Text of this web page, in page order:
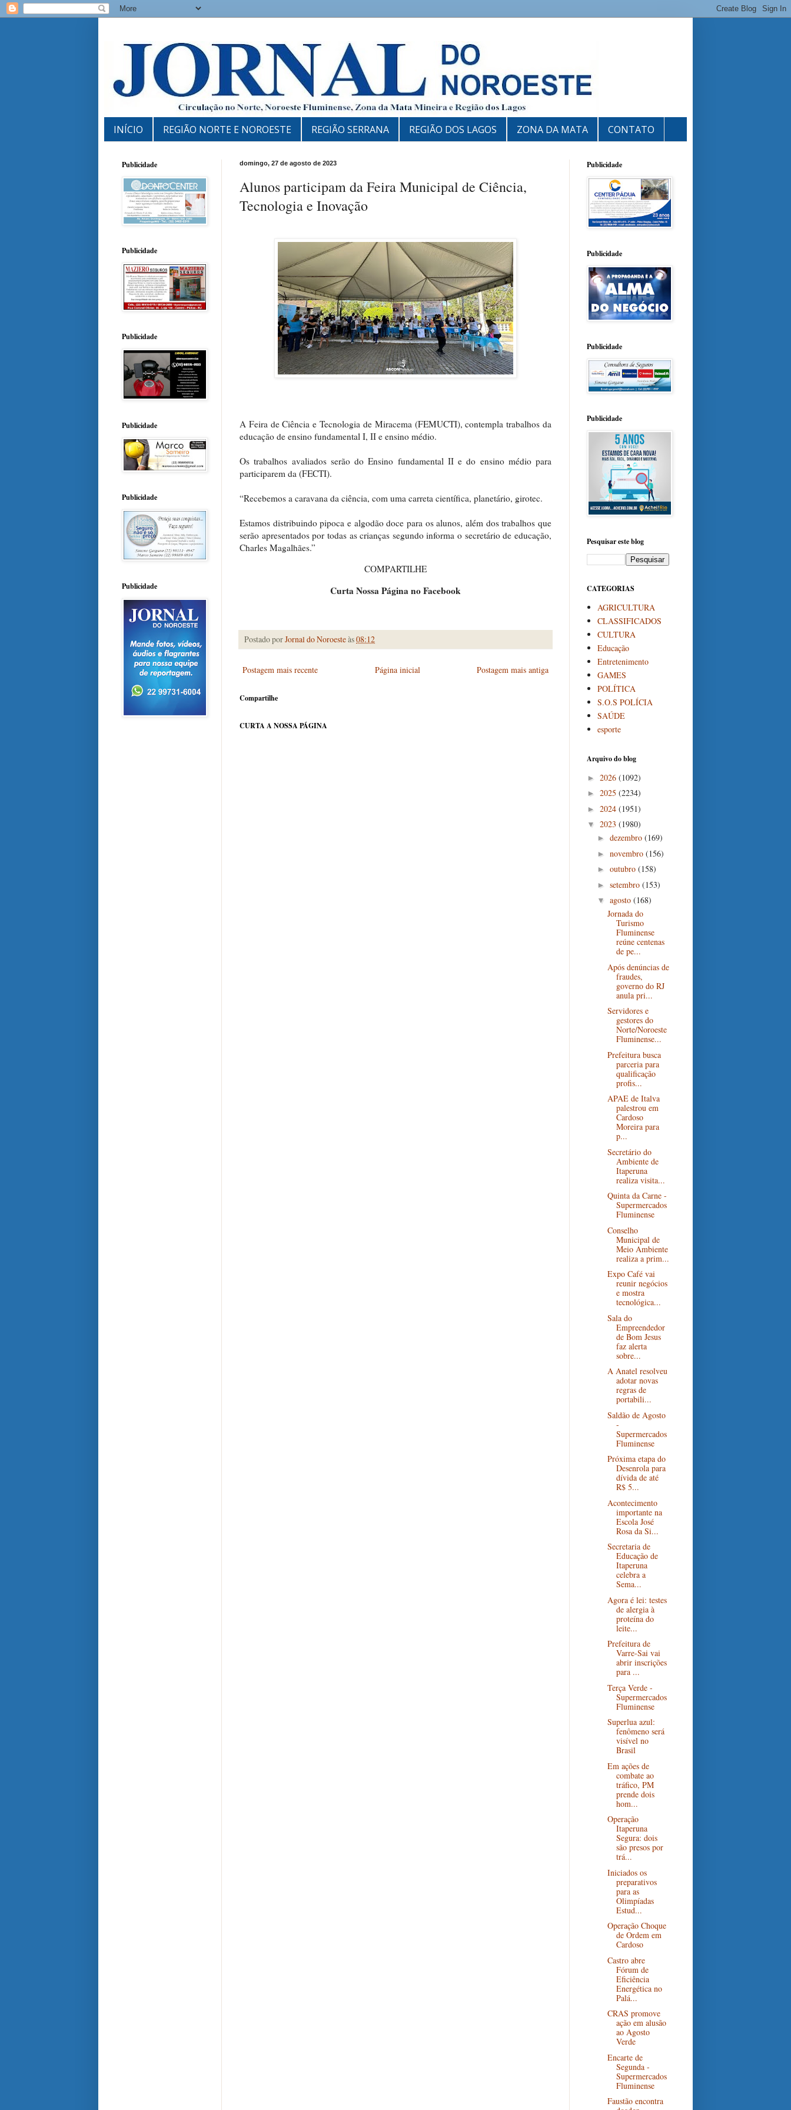
INÍCIO REGIÃO NORTE E NOROESTE REGIÃO SERRANA REGIÃO DOS LAGOS ZONA DA MATA CONTATO
domingo, 27 de agosto de 2023
Alunos participam da Feira Municipal de Ciência,
Tecnologia e Inovação
A Feira de Ciência e Tecnologia de Miracema (FEMUCTI), contempla trabalhos da
educação de ensino fundamental I, II e ensino médio.
Os trabalhos avaliados serão do Ensino fundamental II e do ensino médio para
participarem da (FECTI).
“Recebemos a caravana da ciência, com uma carreta científica, planetário, girotec.
Estamos distribuindo pipoca e algodão doce para os alunos, além dos trabalhos que
serão apresentados por todas as crianças segundo informa o secretário de educação,
Charles Magalhães.”
COMPARTILHE
Curta Nossa Página no Facebook
Postado porJornal do Noroesteàs08:12
Postagem mais recente Postagem mais antiga
Página inicial
Compartilhe
CURTA A NOSSA PÁGINA
Publicidade
Publicidade
Publicidade
Publicidade
Publicidade
Publicidade
Publicidade
Publicidade
Publicidade
Publicidade
Pesquisar este blog
CATEGORIAS
AGRICULTURA
CLASSIFICADOS
CULTURA
Educação
Entretenimento
GAMES
POLÍTICA
S.O.S POLÍCIA
SAÚDE
esporte
Arquivo do blog
► 2026 (1092)
► 2025 (2234)
► 2024 (1951)
▼ 2023 (1980)
► dezembro (169)
► novembro (156)
► outubro (158)
► setembro (153)
▼ agosto (168)
Jornada do
Turismo
Fluminense
reúne centenas
de pe...
Após denúncias de
fraudes,
governo do RJ
anula pri...
Servidores e
gestores do
Norte/Noroeste
Fluminense...
Prefeitura busca
parceria para
qualificação
profis...
APAE de Italva
palestrou em
Cardoso
Moreira para
p...
Secretário do
Ambiente de
Itaperuna
realiza visita...
Quinta da Carne -
Supermercados
Fluminense
Conselho
Municipal de
Meio Ambiente
realiza a prim...
Expo Café vai
reunir negócios
e mostra
tecnológica...
Sala do
Empreendedor
de Bom Jesus
faz alerta
sobre...
A Anatel resolveu
adotar novas
regras de
portabili...
Saldão de Agosto
-
Supermercados
Fluminense
Próxima etapa do
Desenrola para
dívida de até
R$ 5...
Acontecimento
importante na
Escola José
Rosa da Si...
Secretaria de
Educação de
Itaperuna
celebra a
Sema...
Agora é lei: testes
de alergia à
proteína do
leite...
Prefeitura de
Varre-Sai vai
abrir inscrições
para ...
Terça Verde -
Supermercados
Fluminense
Superlua azul:
fenômeno será
visível no
Brasil
Em ações de
combate ao
tráfico, PM
prende dois
hom...
Operação
Itaperuna
Segura: dois
são presos por
trá...
Iniciados os
preparativos
para as
Olimpíadas
Estud...
Operação Choque
de Ordem em
Cardoso
Castro abre
Fórum de
Eficiência
Energética no
Palá...
CRAS promove
ação em alusão
ao Agosto
Verde
Encarte de
Segunda -
Supermercados
Fluminense
Faustão encontra